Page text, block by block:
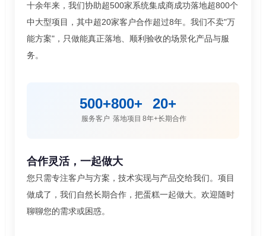
十余年来，我们协助超500家系统集成商成功落地超800个
中大型项目，其中超20家客户合作超过8年。我们不卖"万
能方案"，只做能真正落地、顺利验收的场景化产品与服
务。
500+
服务客户
800+
落地项目
20+
8年+长期合作
合作灵活，一起做大
您只需专注客户与方案，技术实现与产品交给我们。项目
做成了，我们自然长期合作，把蛋糕一起做大。欢迎随时
聊聊您的需求或困惑。